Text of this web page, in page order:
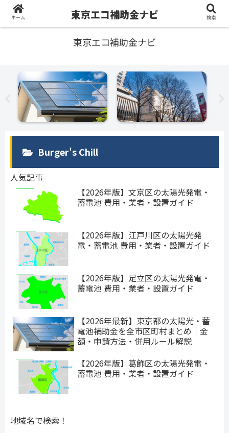
東京エコ補助金ナビ
Burger's Chill
人気記事
【2026年版】文京区の太陽光発電・
蓄電池 費用・業者・設置ガイド
【2026年版】江戸川区の太陽光発
電・蓄電池 費用・業者・設置ガイド
【2026年版】足立区の太陽光発電・
蓄電池 費用・業者・設置ガイド
【2026年最新】東京都の太陽光・蓄
電池補助金を全市区町村まとめ｜金
額・申請方法・併用ルール解説
【2026年版】葛飾区の太陽光発電・
蓄電池 費用・業者・設置ガイド
地域名で検索！
ホーム 東京エコ補助金ナビ 検索